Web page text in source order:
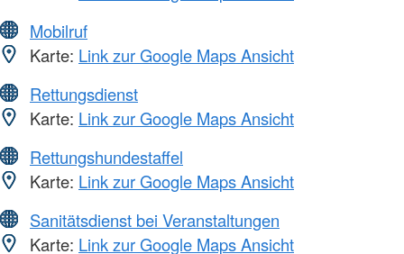
Mobilruf
Karte: Link zur Google Maps Ansicht
Rettungsdienst
Karte: Link zur Google Maps Ansicht
Rettungshundestaffel
Karte: Link zur Google Maps Ansicht
Sanitätsdienst bei Veranstaltungen
Karte: Link zur Google Maps Ansicht